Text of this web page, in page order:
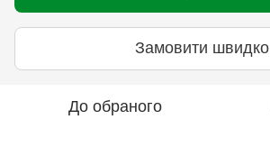
Замовити швидко
До обраного